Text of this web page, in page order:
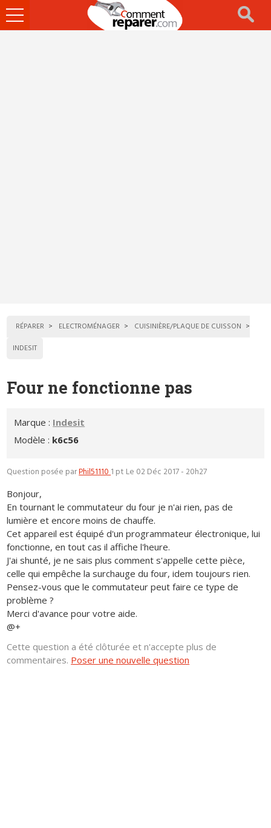
Ouvrir
le
RÉPARER ELECTROMÉNAGER
CUISINIÈRE/PLAQUE DE CUISSON
INDESIT
Four ne fonctionne pas
Marque : Indesit
Modèle : k6c56
Question posée parPhil511101 pt Le 02 Déc 2017 - 20h27
Bonjour,
En tournant le commutateur du four je n'ai rien, pas de
lumière et encore moins de chauffe.
Cet appareil est équipé d'un programmateur électronique, lui
fonctionne, en tout cas il affiche l'heure.
J'ai shunté, je ne sais plus comment s'appelle cette pièce,
celle qui empêche la surchauge du four, idem toujours rien.
Pensez-vous que le commutateur peut faire ce type de
problème ?
Merci d'avance pour votre aide.
@+
Cette question a été clôturée et n'accepte plus de
commentaires. Poser une nouvelle question